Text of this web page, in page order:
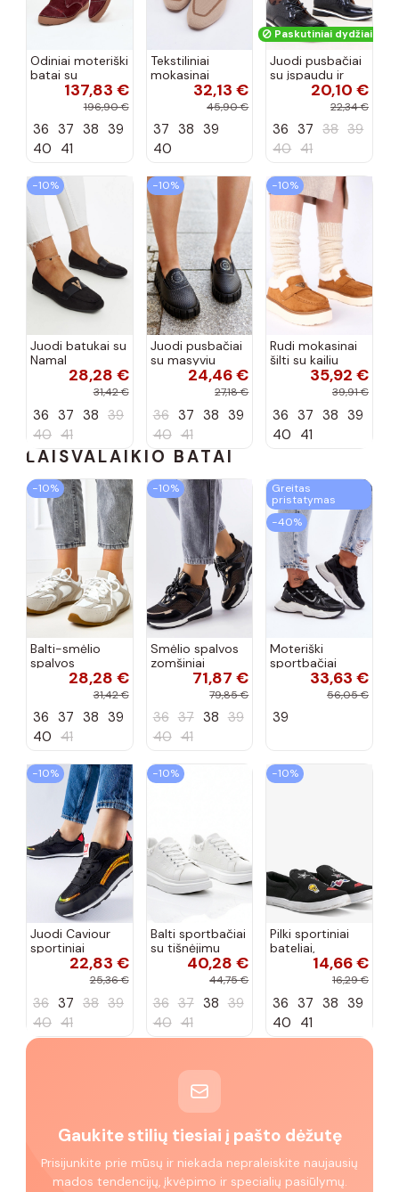
Odiniai moteriški
batai su
siūlėmis, pilies
tipo, Artiker
spalvos
137,83 €
196,90 €
36 37 38 39
40 41
Tekstiliniai
mokasinai
smėlio spalvos
32,13 €
45,90 €
37 38 39
40
Paskutiniai dydžiai!
Juodi pusbačiai
su įspaudu ir
kvadratiniu
priekiu Kerawa
20,10 €
22,34 €
36 37 38 39
40 41
−10%
Juodi batukai su
Namal
dekoracija28,28 €
31,42 €
36 37 38 39
40 41
−10%
Juodi pusbačiai
su masyviu
padu Teska24,46 €
27,18 €
36 37 38 39
40 41
−10%
Rudi mokasinai
šilti su kailiu
35,92 €
39,91 €
36 37 38 39
40 41
LAISVALAIKIO BATAI
−10%
Balti-smėlio
spalvos
sportiniai
Casey
28,28 €
31,42 €
36 37 38 39
40 41
−10%
Smėlio spalvos
zomšiniai
sportiniai
bateliai, „Karino"
71,87 €
79,85 €
36 37 38 39
40 41
Greitas
pristatymas
−40%
Moteriški
sportbačiai
juodos spalvos
33,63 €
56,05 €
39
−10%
Juodi Caviour
sportiniai
sportbačiai22,83 €
25,36 €
36 37 38 39
40 41
−10%
Balti sportbačiai
su tišnėjimu
Peyton40,28 €
44,75 €
36 37 38 39
40 41
−10%
Pilki sportiniai
bateliai,
„Justice"14,66 €
16,29 €
36 37 38 39
40 41
Gaukite stilių tiesiai į pašto dėžutę
Prisijunkite prie mūsų ir niekada nepraleiskite naujausių
mados tendencijų, įkvėpimo ir specialių pasiūlymų.